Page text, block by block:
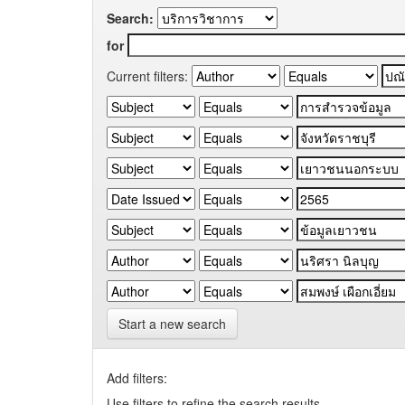
Search:
for
Current filters:
Start a new search
Add filters: